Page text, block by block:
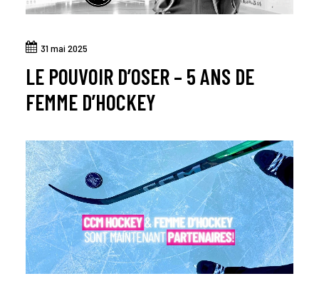
31 mai 2025
LE POUVOIR D’OSER – 5 ANS DE
FEMME D’HOCKEY